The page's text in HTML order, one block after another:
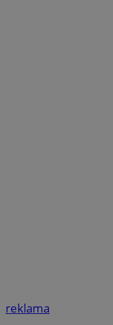
reklama